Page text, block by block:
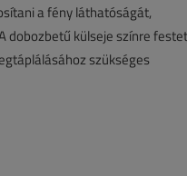
a fény láthatóságát,
dobozbetű külseje színre
szükséges